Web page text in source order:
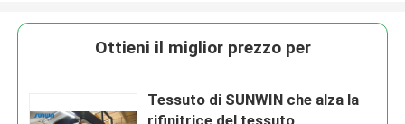
Ottieni il miglior prezzo per
Tessuto di SUNWIN che alza la